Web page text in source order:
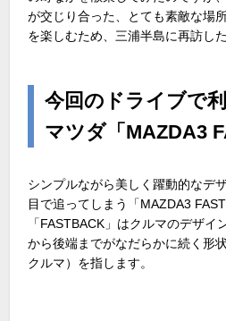
が交じり合った、とても素敵な場
を楽しむため、三浦半島に再訪し
今回のドライブで
マツダ「MAZDA3
シンプルながら美しく躍動的なデ
目で追ってしまう「MAZDA3
「FASTBACK」はクルマのデザ
から後端までがなだらかに続く形
クルマ）を指します。